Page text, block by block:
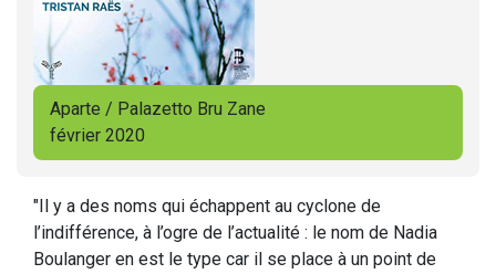
Aparte / Palazetto Bru Zane
février 2020
"Il y a des noms qui échappent au cyclone de
l’indifférence, à l’ogre de l’actualité : le nom de Nadia
Boulanger en est le type car il se place à un point de